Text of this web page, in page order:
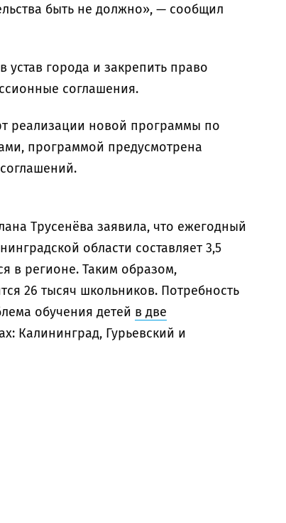
быть не должно», — сообщил
города и закрепить право
соглашения.
реализации новой программы по
программой предусмотрена
Трусенёва заявила, что ежегодный
области составляет 3,5
в регионе. Таким образом,
26 тысяч школьников. Потребность
обучения детей в две
Калининград, Гурьевский и